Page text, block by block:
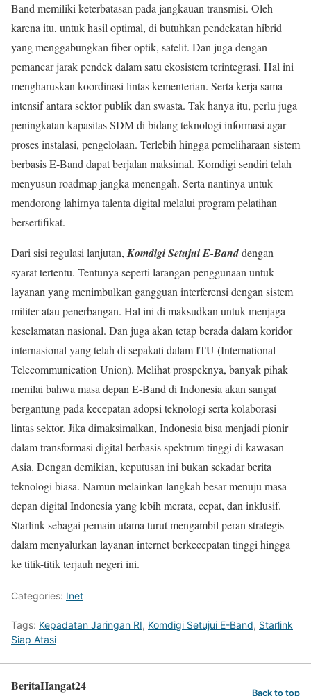
Band memiliki keterbatasan pada jangkauan transmisi. Oleh
karena itu, untuk hasil optimal, di butuhkan pendekatan hibrid
yang menggabungkan fiber optik, satelit. Dan juga dengan
pemancar jarak pendek dalam satu ekosistem terintegrasi. Hal ini
mengharuskan koordinasi lintas kementerian. Serta kerja sama
intensif antara sektor publik dan swasta. Tak hanya itu, perlu juga
peningkatan kapasitas SDM di bidang teknologi informasi agar
proses instalasi, pengelolaan. Terlebih hingga pemeliharaan sistem
berbasis E-Band dapat berjalan maksimal. Komdigi sendiri telah
menyusun roadmap jangka menengah. Serta nantinya untuk
mendorong lahirnya talenta digital melalui program pelatihan
bersertifikat.
Dari sisi regulasi lanjutan, Komdigi Setujui E-Banddengan
syarat tertentu. Tentunya seperti larangan penggunaan untuk
layanan yang menimbulkan gangguan interferensi dengan sistem
militer atau penerbangan. Hal ini di maksudkan untuk menjaga
keselamatan nasional. Dan juga akan tetap berada dalam koridor
internasional yang telah di sepakati dalam ITU (International
Telecommunication Union). Melihat prospeknya, banyak pihak
menilai bahwa masa depan E-Band di Indonesia akan sangat
bergantung pada kecepatan adopsi teknologi serta kolaborasi
lintas sektor. Jika dimaksimalkan, Indonesia bisa menjadi pionir
dalam transformasi digital berbasis spektrum tinggi di kawasan
Asia. Dengan demikian, keputusan ini bukan sekadar berita
teknologi biasa. Namun melainkan langkah besar menuju masa
depan digital Indonesia yang lebih merata, cepat, dan inklusif.
Starlink sebagai pemain utama turut mengambil peran strategis
dalam menyalurkan layanan internet berkecepatan tinggi hingga
ke titik-titik terjauh negeri ini.
Categories: Inet
Tags: Kepadatan Jaringan RI, Komdigi Setujui E-Band, Starlink
Siap Atasi
BeritaHangat24 Back to top